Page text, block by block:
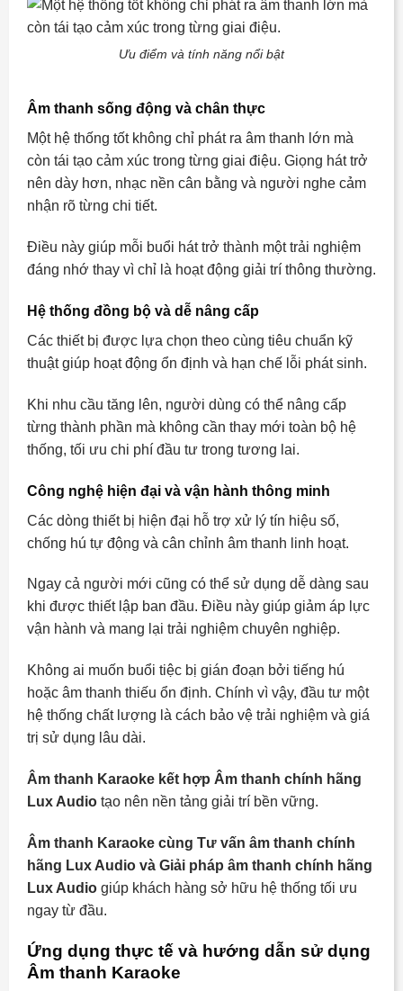
Ưu điểm và tính năng nổi bật
Âm thanh sống động và chân thực
Một hệ thống tốt không chỉ phát ra âm thanh lớn mà
còn tái tạo cảm xúc trong từng giai điệu. Giọng hát trở
nên dày hơn, nhạc nền cân bằng và người nghe cảm
nhận rõ từng chi tiết.
Điều này giúp mỗi buổi hát trở thành một trải nghiệm
đáng nhớ thay vì chỉ là hoạt động giải trí thông thường.
Hệ thống đồng bộ và dễ nâng cấp
Các thiết bị được lựa chọn theo cùng tiêu chuẩn kỹ
thuật giúp hoạt động ổn định và hạn chế lỗi phát sinh.
Khi nhu cầu tăng lên, người dùng có thể nâng cấp
từng thành phần mà không cần thay mới toàn bộ hệ
thống, tối ưu chi phí đầu tư trong tương lai.
Công nghệ hiện đại và vận hành thông minh
Các dòng thiết bị hiện đại hỗ trợ xử lý tín hiệu số,
chống hú tự động và cân chỉnh âm thanh linh hoạt.
Ngay cả người mới cũng có thể sử dụng dễ dàng sau
khi được thiết lập ban đầu. Điều này giúp giảm áp lực
vận hành và mang lại trải nghiệm chuyên nghiệp.
Không ai muốn buổi tiệc bị gián đoạn bởi tiếng hú
hoặc âm thanh thiếu ổn định. Chính vì vậy, đầu tư một
hệ thống chất lượng là cách bảo vệ trải nghiệm và giá
trị sử dụng lâu dài.
Âm thanh Karaoke kết hợp Âm thanh chính hãng
Lux Audio tạo nên nền tảng giải trí bền vững.
Âm thanh Karaoke cùng Tư vấn âm thanh chính
hãng Lux Audio và Giải pháp âm thanh chính hãng
Lux Audio giúp khách hàng sở hữu hệ thống tối ưu
ngay từ đầu.
Ứng dụng thực tế và hướng dẫn sử dụng
Âm thanh Karaoke